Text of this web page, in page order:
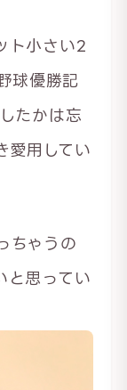
ト小さい2
球優勝記
たかは忘
愛用してい
ちゃうの
と思ってい